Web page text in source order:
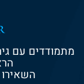
מתמודדים עם